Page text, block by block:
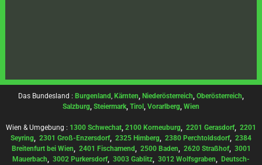
Das Bundesland : Burgenland, Kärnten, Niederösterreich, Oberösterreich,
Salzburg, Steiermark, Tirol , Vorarlberg, Wien
Wien & Umgebung : 1300 Schwechat, 2100 Korneuburg, 2201 Gerasdorf, 2201
Seyring, 2301 Groß-Enzersdorf, 2325 Himberg, 2380 Perchtoldsdorf, 2384
Breitenfurt bei Wien, 2401 Fischamend, 2500 Baden, 2620 Straßhof, 3001
Mauerbach, 3002 Purkersdorf, 3003 Gablitz, 3012 Wolfsgraben, Deutsch-